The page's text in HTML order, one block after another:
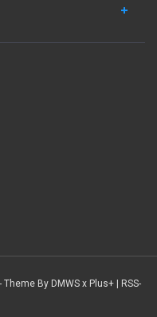
- Theme By DMWS x Plus+ | RSS-